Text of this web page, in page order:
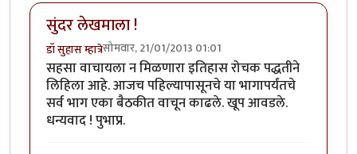
सुंदर लेखमाला !
डॉ सुहास म्हात्रेसोमवार, 21/01/2013 01:01
सहसा वाचायला न मिळणारा इतिहास रोचक पद्धतीने
लिहिला आहे. आजच पहिल्यापासूनचे या भागापर्यंतचे
सर्व भाग एका बैठकीत वाचून काढले. खूप आवडले.
धन्यवाद ! पुभाप्र.